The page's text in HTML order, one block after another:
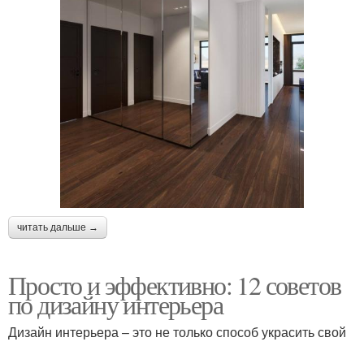
читать дальше →
Просто и эффективно: 12 советов
по дизайну интерьера
Дизайн интерьера – это не только способ украсить свой